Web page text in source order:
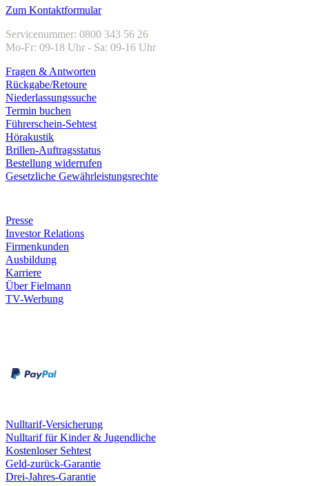
Zum Kontaktformular
Servicenummer: 0800 343 56 26
Mo-Fr: 09-18 Uhr - Sa: 09-16 Uhr
Fragen & Antworten
Rückgabe/Retoure
Niederlassungssuche
Termin buchen
Führerschein-Sehtest
Hörakustik
Brillen-Auftragsstatus
Bestellung widerrufen
Gesetzliche Gewährleistungsrechte
Presse
Investor Relations
Firmenkunden
Ausbildung
Karriere
Über Fielmann
TV-Werbung
Nulltarif-Versicherung
Nulltarif für Kinder & Jugendliche
Kostenloser Sehtest
Geld-zurück-Garantie
Drei-Jahres-Garantie